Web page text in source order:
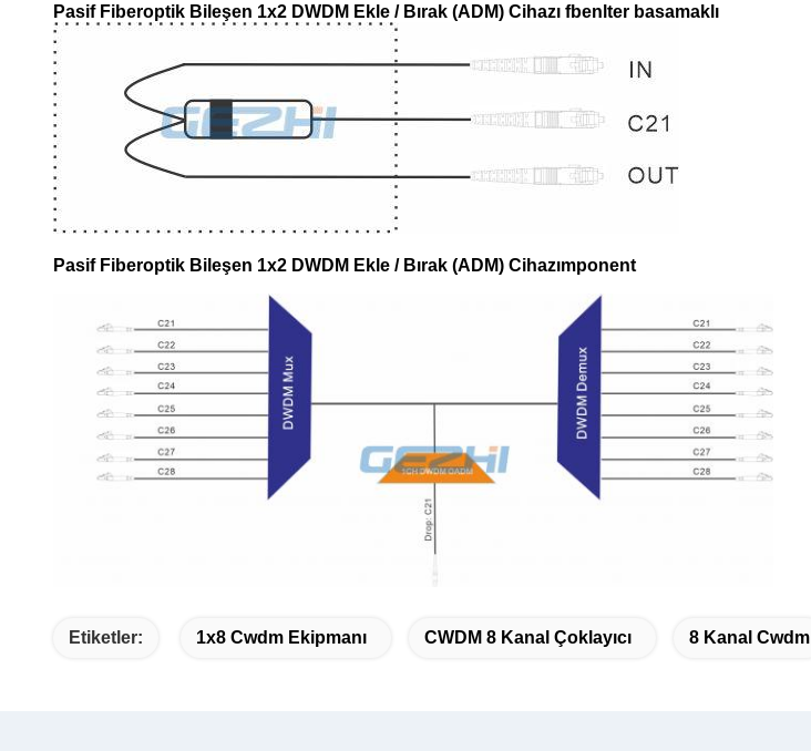
Pasif Fiberoptik Bileşen 1x2 DWDM Ekle / Bırak (ADM) Cihazı fben lter basamaklı
Pasif Fiberoptik Bileşen 1x2 DWDM Ekle / Bırak (ADM) Cihazımponent
Etiketler: 1x8 Cwdm Ekipmanı CWDM 8 Kanal Çoklayıcı 8 Kanal Cwdm